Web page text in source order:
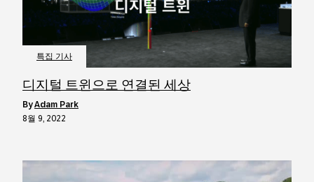
특집 기사
디지털 트윈으로 연결된 세상
byAdam Park
8월 9, 2022